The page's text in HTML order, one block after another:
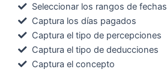
Seleccionar los rangos de fechas
Captura los días pagados
Captura el tipo de percepciones
Captura el tipo de deducciones
Captura el concepto